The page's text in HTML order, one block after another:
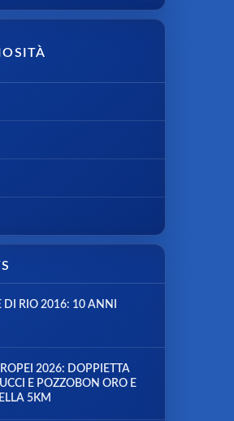
RIO 2016: 10 ANNI
2026: DOPPIETTA
E POZZOBON ORO E
5KM